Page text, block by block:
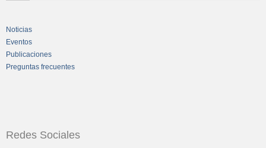
Noticias
Eventos
Publicaciones
Preguntas frecuentes
Redes Sociales